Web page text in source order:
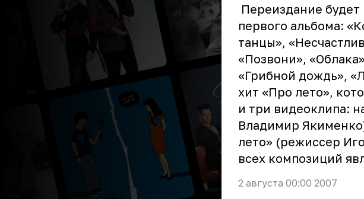
Переиздание будет
первого альбома:
танцы»,
«Позвони»,
«Грибной дождь»,
хит «Про лето»,
и три видеоклипа:
Владимир
лето» (режиссер
всех композиций
2 августа 00:00 2007